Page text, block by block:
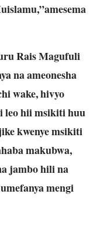
Rais Magufuli
na ameonesha
wake, hivyo
leo hii msikiti huu
kwenye msikiti
makubwa,
jambo hili na
mengi